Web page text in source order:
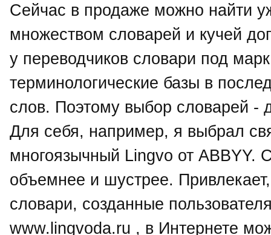
Сейчас в продаже можно найти
множеством словарей и кучей
у переводчиков словари под
терминологические базы в
слов. Поэтому выбор словарей -
Для себя, например, я выбрал
многоязычный Lingvo от ABBYY.
объемнее и шустрее.
словари, созданные
www.lingvoda.ru , в Интернете